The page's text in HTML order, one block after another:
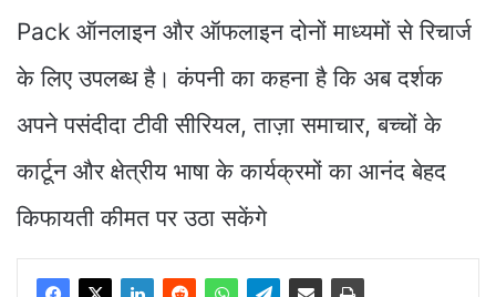
Pack ऑनलाइन और ऑफलाइन दोनों माध्यमों से रिचार्ज
के लिए उपलब्ध है। कंपनी का कहना है कि अब दर्शक
अपने पसंदीदा टीवी सीरियल, ताज़ा समाचार, बच्चों के
कार्टून और क्षेत्रीय भाषा के कार्यक्रमों का आनंद बेहद
किफायती कीमत पर उठा सकेंगे